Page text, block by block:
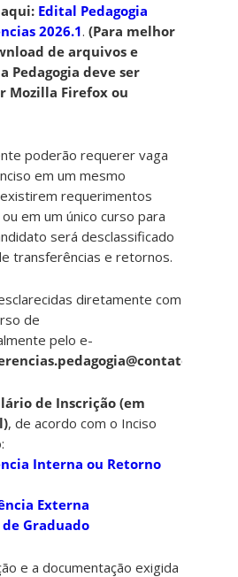
Edital Pedagogia
2026.1.(Para melhor
de arquivos e
Pedagogia deve ser
Mozilla Firefox ou
poderão requerer vaga
em um mesmo
requerimentos
em um único curso para
será desclassificado
transferências e retornos.
diretamente com
de
pelo e-
de Inscrição (em
, de acordo com o Inciso
Interna ou Retorno
Externa
Graduado
e a documentação exigida